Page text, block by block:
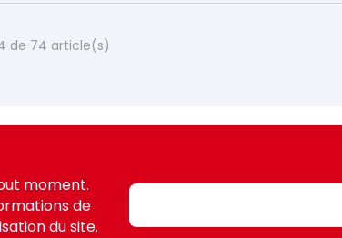
de 74 article(s)
moment.
de
du site.